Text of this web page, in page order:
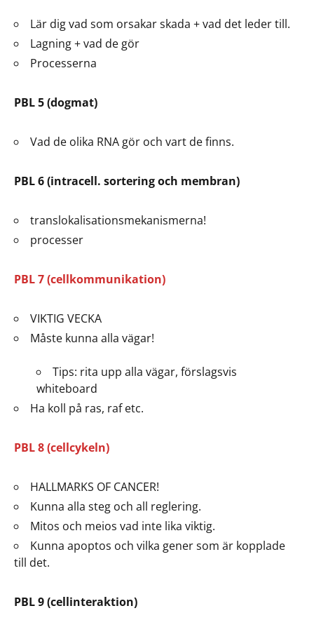
Lär dig vad som orsakar skada + vad det leder till.
Lagning + vad de gör
Processerna
PBL 5 (dogmat)
Vad de olika RNA gör och vart de finns.
PBL 6 (intracell. sortering och membran)
translokalisationsmekanismerna!
processer
PBL 7 (cellkommunikation)
VIKTIG VECKA
Måste kunna alla vägar!
Tips: rita upp alla vägar, förslagsvis
whiteboard
Ha koll på ras, raf etc.
PBL 8 (cellcykeln)
HALLMARKS OF CANCER!
Kunna alla steg och all reglering.
Mitos och meios vad inte lika viktig.
Kunna apoptos och vilka gener som är kopplade
till det.
PBL 9 (cellinteraktion)